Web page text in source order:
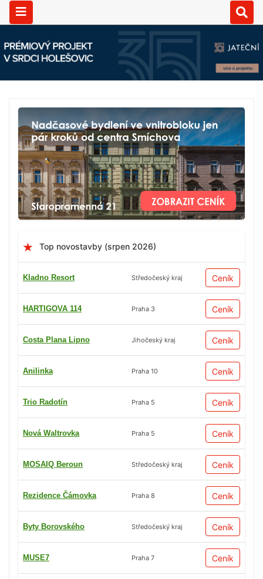
Top novostavby (srpen 2026)
Kladno Resort Středočeský kraj Ceník
HARTIGOVA 114 Praha 3 Ceník
Costa Plana Lipno Jihočeský kraj Ceník
Anilinka Praha 10 Ceník
Trio Radotín Praha 5 Ceník
Nová Waltrovka Praha 5 Ceník
MOSAIQ Beroun Středočeský kraj Ceník
Rezidence Čámovka Praha 8 Ceník
Byty Borovského Středočeský kraj Ceník
MUSE7 Praha 7 Ceník